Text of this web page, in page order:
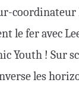
coordinateur
le fer avec
Youth ! Sur
les